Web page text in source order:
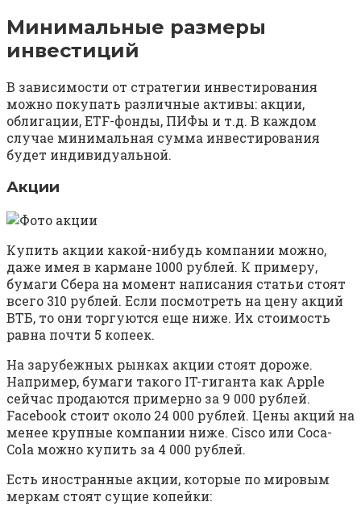
Минимальные размеры
инвестиций
В зависимости от стратегии инвестирования
можно покупать различные активы: акции,
облигации, ETF-фонды, ПИФы и т.д. В каждом
случае минимальная сумма инвестирования
будет индивидуальной.
Акции
Купить акции какой-нибудь компании можно,
даже имея в кармане 1000 рублей. К примеру,
бумаги Сбера на момент написания статьи стоят
всего 310 рублей. Если посмотреть на цену акций
ВТБ, то они торгуются еще ниже. Их стоимость
равна почти 5 копеек.
На зарубежных рынках акции стоят дороже.
Например, бумаги такого IT-гиганта как Apple
сейчас продаются примерно за 9 000 рублей.
Facebook стоит около 24 000 рублей. Цены акций на
менее крупные компании ниже. Cisco или Coca-
Cola можно купить за 4 000 рублей.
Есть иностранные акции, которые по мировым
меркам стоят сущие копейки: